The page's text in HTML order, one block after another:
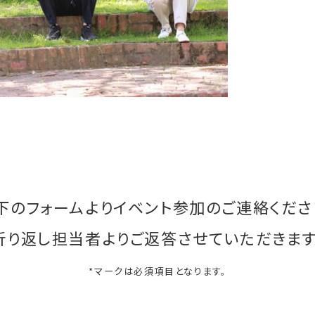
のフォームよりイベント参加のご連絡くださ
り返し担当者よりご返答させていただきます
*マークは必須項目となります。